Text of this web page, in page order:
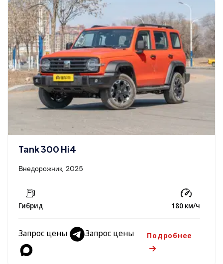
Tank 300 Hi4
Внедорожник, 2025
Гибрид 180 км/ч
Запрос цены Запрос цены Подробнее